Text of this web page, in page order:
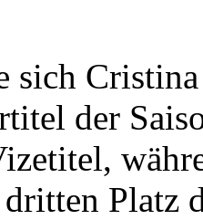
sich
der
Platz